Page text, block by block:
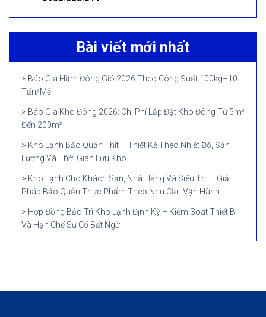
Bài viết mới nhất
Báo Giá Hầm Đông Gió 2026 Theo Công Suất 100kg–10
Tấn/Mẻ
Báo Giá Kho Đông 2026: Chi Phí Lắp Đặt Kho Đông Từ 5m³
Đến 200m³
Kho Lạnh Bảo Quản Thịt – Thiết Kế Theo Nhiệt Độ, Sản
Lượng Và Thời Gian Lưu Kho
Kho Lạnh Cho Khách Sạn, Nhà Hàng Và Siêu Thị – Giải
Pháp Bảo Quản Thực Phẩm Theo Nhu Cầu Vận Hành
Hợp Đồng Bảo Trì Kho Lạnh Định Kỳ – Kiểm Soát Thiết Bị
Và Hạn Chế Sự Cố Bất Ngờ